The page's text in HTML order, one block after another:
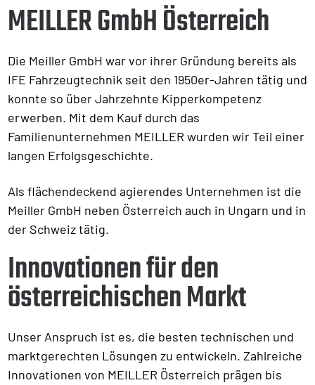
MEILLER GmbH Österreich
Die Meiller GmbH war vor ihrer Gründung bereits als
IFE Fahrzeugtechnik seit den 1950er-Jahren tätig und
konnte so über Jahrzehnte Kipperkompetenz
erwerben. Mit dem Kauf durch das
Familienunternehmen MEILLER wurden wir Teil einer
langen Erfolgsgeschichte.
Als flächendeckend agierendes Unternehmen ist die
Meiller GmbH neben Österreich auch in Ungarn und in
der Schweiz tätig.
Innovationen für den
österreichischen Markt
Unser Anspruch ist es, die besten technischen und
marktgerechten Lösungen zu entwickeln. Zahlreiche
Innovationen von MEILLER Österreich prägen bis